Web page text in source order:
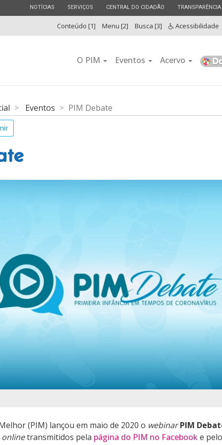
ESTADO
NOTÍCIAS ESTADO
SERVIÇOS ESTADO
CENTRAL DO CIDADÃO ESTADO
TRANSPARÊNCIA
Conteúdo [1] Menu [2] Busca [3] Acessibilidade
O PIM Eventos Acervo
Eventos PIM Debate
(PIM) lançou em maio de 2020 o webinar PIM
onlinetransmitidos pela página do PIM no Facebooke pelo